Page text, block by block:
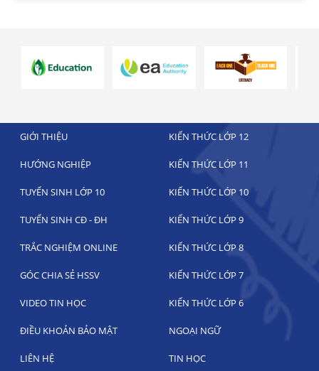
GIỚI THIỆU KIẾN THỨC LỚP 12
HƯỚNG NGHIỆP KIẾN THỨC LỚP 11
TUYỂN SINH LỚP 10 KIẾN THỨC LỚP 10
TUYỂN SINH CĐ - ĐH KIẾN THỨC LỚP 9
TRẮC NGHIỆM ONLINE KIẾN THỨC LỚP 8
GÓC CHIA SẺ HSSV KIẾN THỨC LỚP 7
VIDEO TIN HỌC KIẾN THỨC LỚP 6
ĐIỀU KHOẢN BẢO MẬT NGOẠI NGỮ
LIÊN HỆ TIN HỌC